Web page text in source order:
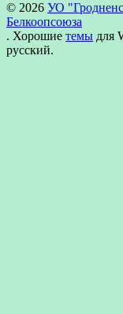
© 2026 УО
Белкоопсоюза
. Хорошие темы для
русский.